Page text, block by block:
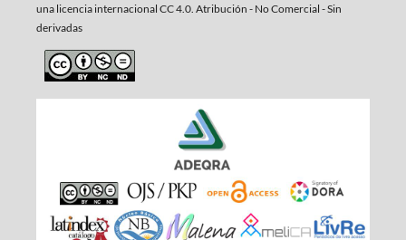
una licencia internacional CC 4.0. Atribución - No Comercial - Sin
derivadas